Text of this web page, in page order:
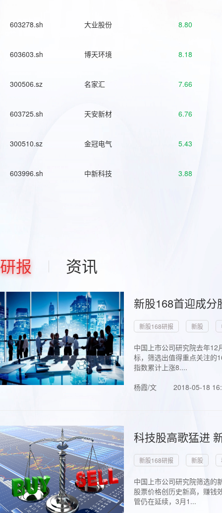
603278.sh 大业股份 8.80
603603.sh 博天环境 8.18
300506.sz 名家汇 7.66
603725.sh 天安新材 6.76
300510.sz 金冠电气 5.43
603996.sh 中新科技 3.88
研报 资讯
新股168首迎成
新股168研报 新股
中国上市公司研究院去年
标，筛选出值得重点关注的
指数累计上涨8....
杨霞/文
2018-05-18
科技股高歌猛进
新股168研报 新股
中国上市公司研究院筛选的
股票价格创历史新高，赚钱
管仍在延续，3月1...